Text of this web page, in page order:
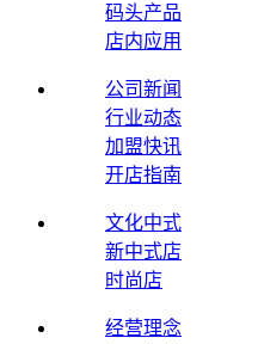
码头产品
店内应用
公司新闻
行业动态
加盟快讯
开店指南
文化中式
新中式店
时尚店
经营理念